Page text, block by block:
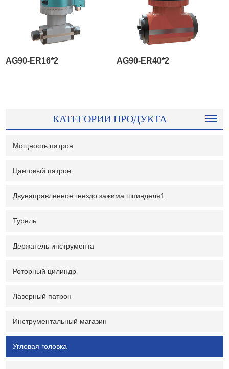
AG90-ER16*2 AG90-ER40*2
КАТЕГОРИИ ПРОДУКТА
Мощность патрон
Цанговый патрон
Двунаправленное гнездо зажима шпинделя1
Турель
Держатель инструмента
Роторный цилиндр
Лазерный патрон
Инструментальный магазин
Угловая головка